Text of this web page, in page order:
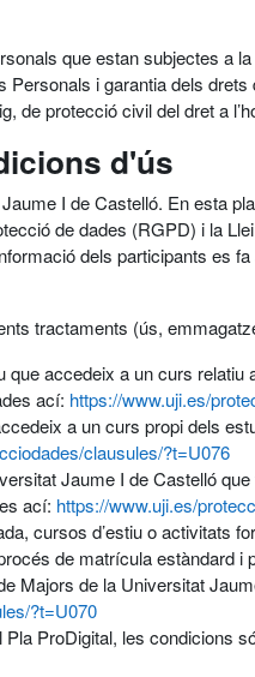
que estan subjectes a
Personals i garantia dels
de protecció civil del dret a
d'ús
I de Castelló. En esta
de dades (RGPD) i la
dels participants es
tractaments (ús,
que accedeix a un curs
ací: https://www.uji.es/
a un curs propi dels
clausules/?t=U076
Jaume I de Castelló
ací: https://www.uji.es/
cursos d’estiu o activitats
de matrícula estàndard i
Majors de la Universitat
?t=U070
ProDigital, les condicions